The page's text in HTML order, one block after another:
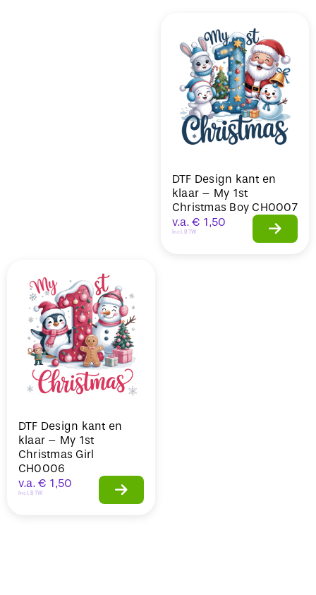
DTF Design kant en
klaar – My 1st
Christmas Boy CH0007
v.a. € 1,50
Incl. BTW
DTF Design kant en
klaar – My 1st
Christmas Girl
CH0006
v.a. € 1,50
Incl. BTW